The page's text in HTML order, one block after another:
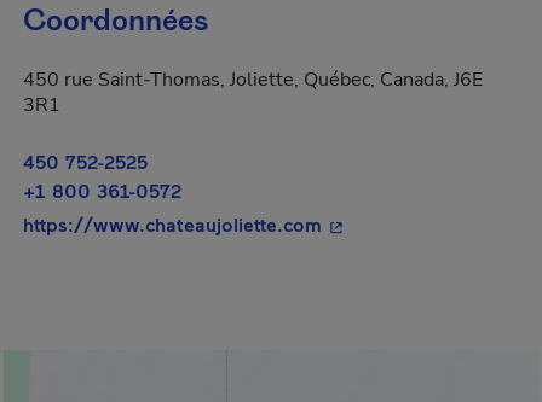
Coordonnées
450 rue Saint-Thomas, Joliette, Québec, Canada, J6E
3R1
450 752-2525
+1 800 361-0572
https://www.chateaujoliette.com - Cet hyperlien